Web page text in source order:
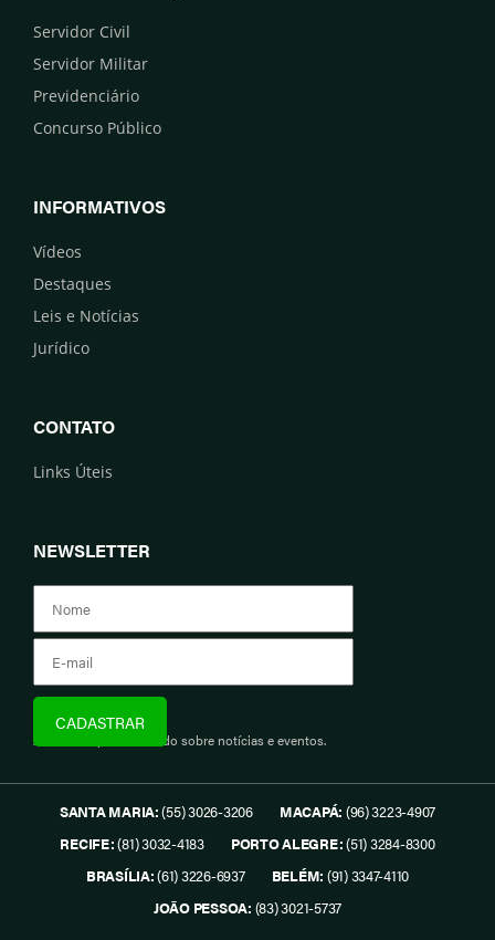
Servidor Civil
Servidor Militar
Previdenciário
Concurso Público
INFORMATIVOS
Vídeos
Destaques
Leis e Notícias
Jurídico
CONTATO
Links Úteis
NEWSLETTER
Assine e fique informado sobre notícias e eventos.
SANTA MARIA:(55) 3026-3206 MACAPÁ: (96) 3223-4907
RECIFE:(81) 3032-4183 PORTO ALEGRE:(51) 3284-8300
BRASÍLIA:(61) 3226-6937 BELÉM: (91) 3347-4110
JOÃO PESSOA: (83) 3021-5737